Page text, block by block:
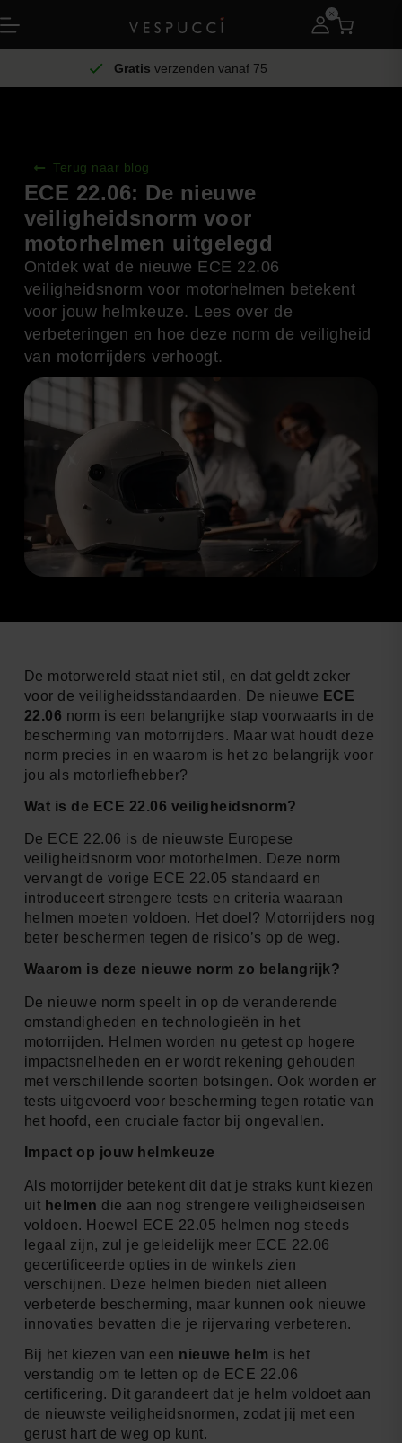
Gratis verzenden vanaf 75
Terug naar blog
ECE 22.06: De nieuwe
veiligheidsnorm voor
motorhelmen uitgelegd
Ontdek wat de nieuwe ECE 22.06
veiligheidsnorm voor motorhelmen betekent
voor jouw helmkeuze. Lees over de
verbeteringen en hoe deze norm de veiligheid
van motorrijders verhoogt.
De motorwereld staat niet stil, en dat geldt zeker
voor de veiligheidsstandaarden. De nieuwe ECE
22.06 norm is een belangrijke stap voorwaarts in de
bescherming van motorrijders. Maar wat houdt deze
norm precies in en waarom is het zo belangrijk voor
jou als motorliefhebber?
Wat is de ECE 22.06 veiligheidsnorm?
De ECE 22.06 is de nieuwste Europese
veiligheidsnorm voor motorhelmen. Deze norm
vervangt de vorige ECE 22.05 standaard en
introduceert strengere tests en criteria waaraan
helmen moeten voldoen. Het doel? Motorrijders nog
beter beschermen tegen de risico’s op de weg.
Waarom is deze nieuwe norm zo belangrijk?
De nieuwe norm speelt in op de veranderende
omstandigheden en technologieën in het
motorrijden. Helmen worden nu getest op hogere
impactsnelheden en er wordt rekening gehouden
met verschillende soorten botsingen. Ook worden er
tests uitgevoerd voor bescherming tegen rotatie van
het hoofd, een cruciale factor bij ongevallen.
Impact op jouw helmkeuze
Als motorrijder betekent dit dat je straks kunt kiezen
uit helmen die aan nog strengere veiligheidseisen
voldoen. Hoewel ECE 22.05 helmen nog steeds
legaal zijn, zul je geleidelijk meer ECE 22.06
gecertificeerde opties in de winkels zien
verschijnen. Deze helmen bieden niet alleen
verbeterde bescherming, maar kunnen ook nieuwe
innovaties bevatten die je rijervaring verbeteren.
Bij het kiezen van een nieuwe helm is het
verstandig om te letten op de ECE 22.06
certificering. Dit garandeert dat je helm voldoet aan
de nieuwste veiligheidsnormen, zodat jij met een
gerust hart de weg op kunt.